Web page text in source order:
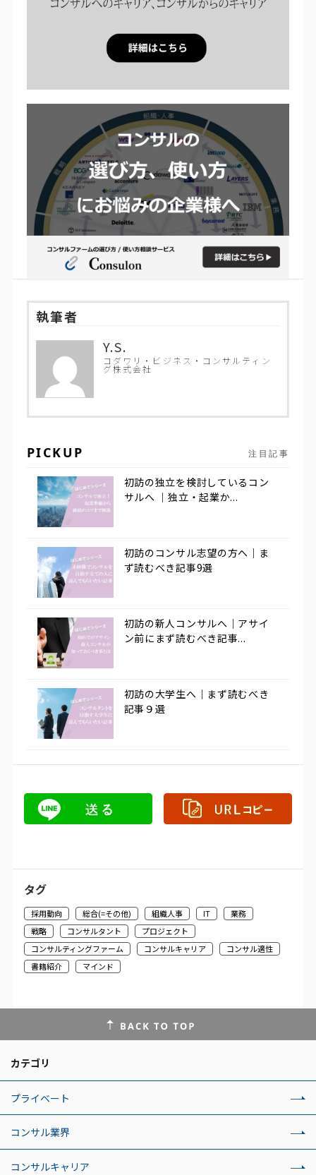
執筆者
Y.S.
コダワリ・ビジネス・コンサルティン
グ株式会社
PICKUP 注目記事
初訪の独立を検討しているコン
サルへ ｜独立・起業か...
初訪のコンサル志望の方へ｜ま
ず読むべき記事9選
初訪の新人コンサルへ｜アサイ
ン前にまず読むべき記事...
初訪の大学生へ｜まず読むべき
記事９選
タグ
採用動向 総合(=その他) 組織人事 IT
業務
戦略
コンサルタント
プロジェクト
コンサルティングファーム
コンサルキャリア
コンサル適性
書籍紹介
マインド
カテゴリ
プライベート
コンサル業界
コンサルキャリア